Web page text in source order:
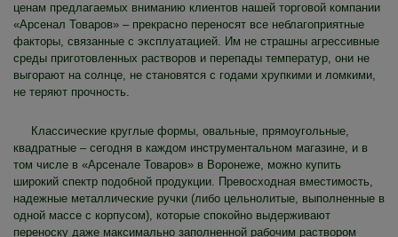
ценам предлагаемых вниманию клиентов нашей торговой компании
«Арсенал Товаров» – прекрасно переносят все неблагоприятные
факторы, связанные с эксплуатацией. Им не страшны агрессивные
среды приготовленных растворов и перепады температур, они не
выгорают на солнце, не становятся с годами хрупкими и ломкими,
не теряют прочность.
Классические круглые формы, овальные, прямоугольные,
квадратные – сегодня в каждом инструментальном магазине, и в
том числе в «Арсенале Товаров» в Воронеже, можно купить
широкий спектр подобной продукции. Превосходная вместимость,
надежные металлические ручки (либо цельнолитые, выполненные в
одной массе с корпусом), которые спокойно выдерживают
переноску даже максимально заполненной рабочим раствором